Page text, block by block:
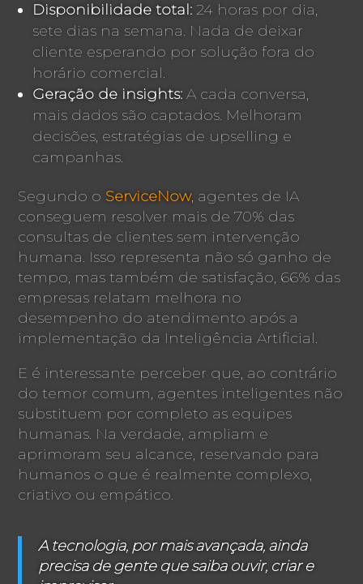
Disponibilidade total: 24 horas por dia,
sete dias na semana. Nada de deixar
cliente esperando por solução fora do
horário comercial.
Geração de insights: A cada conversa,
mais dados são captados. Melhoram
decisões, estratégias de upselling e
campanhas.
Segundo o ServiceNow, agentes de IA
conseguem resolver mais de 70% das
consultas de clientes sem intervenção
humana. Isso representa não só ganho de
tempo, mas também de satisfação, 66% das
empresas relatam melhora no
desempenho do atendimento após a
implementação da Inteligência Artificial.
E é interessante perceber que, ao contrário
do temor comum, agentes inteligentes não
substituem por completo as equipes
humanas. Na verdade, ampliam e
aprimoram seu alcance, reservando para
humanos o que é realmente complexo,
criativo ou empático.
A tecnologia, por mais avançada, ainda
precisa de gente que saiba ouvir, criar e